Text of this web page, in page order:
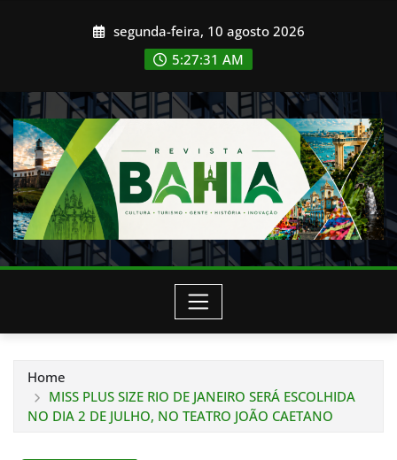
segunda-feira, 10 agosto 2026
5:27:33 AM
Home
MISS PLUS SIZE RIO DE JANEIRO SERÁ ESCOLHIDA
NO DIA 2 DE JULHO, NO TEATRO JOÃO CAETANO